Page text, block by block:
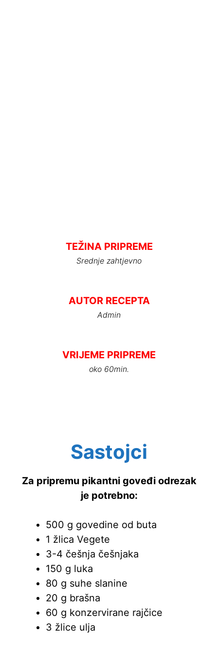
TEŽINA PRIPREME
Srednje zahtjevno
AUTOR RECEPTA
Admin
VRIJEME PRIPREME
oko 60min.
Sastojci
Za pripremu pikantni goveđi odrezak
je potrebno:
500 g govedine od buta
1 žlica Vegete
3-4 češnja češnjaka
150 g luka
80 g suhe slanine
20 g brašna
60 g konzervirane rajčice
3 žlice ulja